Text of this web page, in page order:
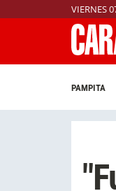
VIERNES
PAMPITA